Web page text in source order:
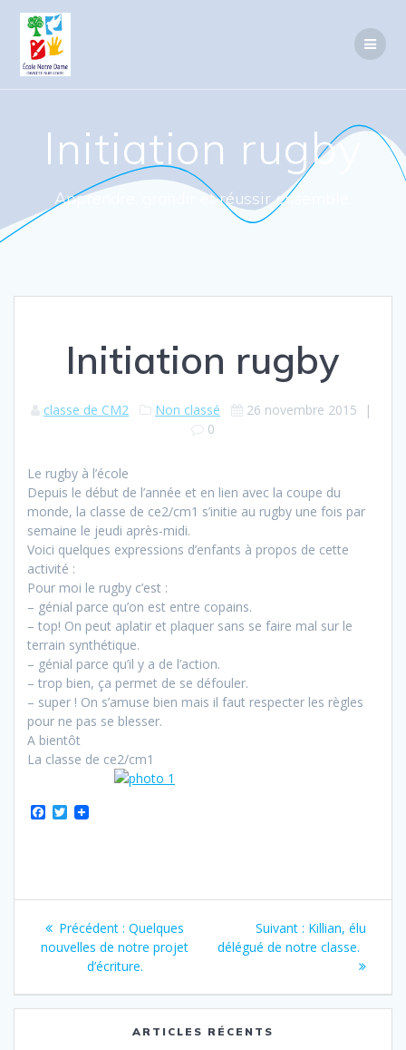
Initiation rugby
Apprendre, grandir et réussir ensemble.
Initiation rugby
classe de CM2 Non classé 26 novembre 2015 |
0
Le rugby à l’école
Depuis le début de l’année et en lien avec la coupe du
monde, la classe de ce2/cm1 s’initie au rugby une fois par
semaine le jeudi après-midi.
Voici quelques expressions d’enfants à propos de cette
activité :
Pour moi le rugby c’est :
– génial parce qu’on est entre copains.
– top! On peut aplatir et plaquer sans se faire mal sur le
terrain synthétique.
– génial parce qu’il y a de l’action.
– trop bien, ça permet de se défouler.
– super ! On s’amuse bien mais il faut respecter les règles
pour ne pas se blesser.
A bientôt
La classe de ce2/cm1
o
T
r
Navigation
de
l’article
Précédent : Article
précédent
:
Quelques
nouvelles de notre projet
d’écriture.
Suivant : Article
suivant
Killian, élu
délégué de notre classe.
ARTICLES RÉCENTS